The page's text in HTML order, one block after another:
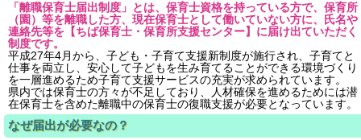
「離職保育士届出制度」とは、保育士資格を持っている方で、保育所
（園）等を離職した方、現在保育士として働いていない方に、氏名や
連絡先等を【ちば保育士・保育所支援センター】に届け出ていただく
制度です。
平成27年4月から、子ども・子育て支援新制度が施行され、子育てと
仕事を両立し、安心して子どもを生み育てることができる環境づくり
を一層進めるため子育て支援サービスの充実が求められています。
県内では保育士の方々が不足しており、人材確保を進めるためには潜
在保育士を含めた離職中の保育士の復職支援が必要となっています。
なぜ届出が必要なの？